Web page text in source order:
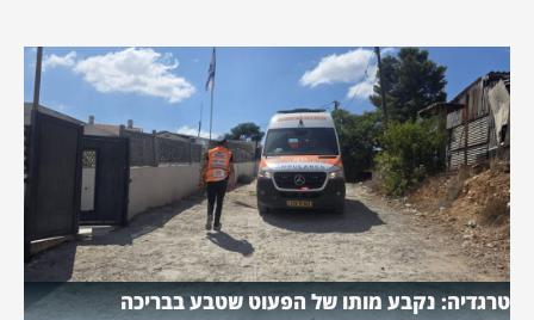
טרגדיה: נקבע מותו של הפעוט שטבע בבריכה